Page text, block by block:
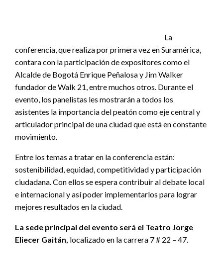
La
conferencia, que realiza por primera vez en Suramérica,
contara con la participación de expositores como el
Alcalde de Bogotá Enrique Peñalosa y Jim Walker
fundador de Walk 21, entre muchos otros. Durante el
evento, los panelistas les mostrarán a todos los
asistentes la importancia del peatón como eje central y
articulador principal de una ciudad que está en constante
movimiento.
Entre los temas a tratar en la conferencia están:
sostenibilidad, equidad, competitividad y participación
ciudadana. Con ellos se espera contribuir al debate local
e internacional y así poder implementarlos para lograr
mejores resultados en la ciudad.
La sede principal del evento será el Teatro Jorge
Eliecer Gaitán, localizado en la carrera 7 # 22 – 47.